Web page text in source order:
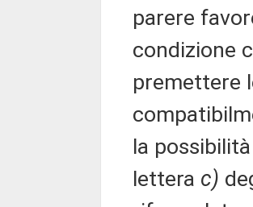
parere
condizione
premettere
la
lettera c)